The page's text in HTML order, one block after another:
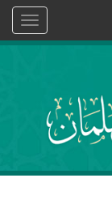
Toggle